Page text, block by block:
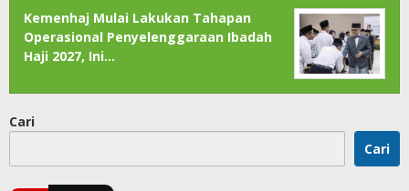
Kemenhaj Mulai Lakukan Tahapan
Operasional Penyelenggaraan Ibadah
Haji 2027, Ini…
Cari
Cari